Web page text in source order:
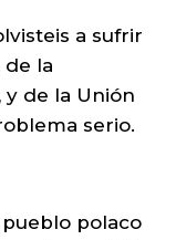
a sufrir
de la
y de la Unión
serio.
polaco